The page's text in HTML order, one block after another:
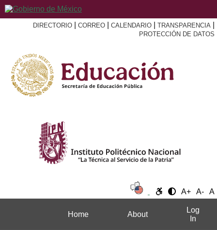
DIRECTORIO CORREO CALENDARIO TRANSPARENCIA
PROTECCIÓN DE DATOS
A+ A- A
Home About
Log
In